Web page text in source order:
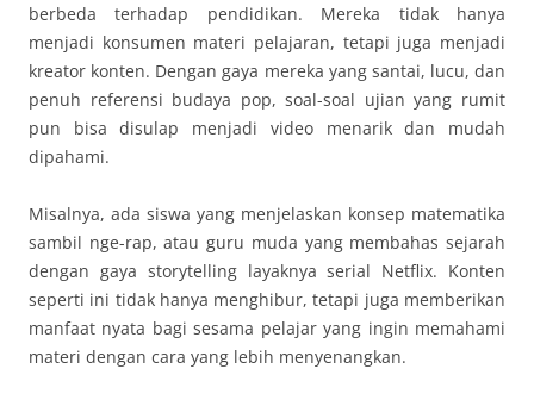
berbeda terhadap pendidikan. Mereka tidak hanya
menjadi konsumen materi pelajaran, tetapi juga menjadi
kreator konten. Dengan gaya mereka yang santai, lucu, dan
penuh referensi budaya pop, soal-soal ujian yang rumit
pun bisa disulap menjadi video menarik dan mudah
dipahami.
Misalnya, ada siswa yang menjelaskan konsep matematika
sambil nge-rap, atau guru muda yang membahas sejarah
dengan gaya storytelling layaknya serial Netflix. Konten
seperti ini tidak hanya menghibur, tetapi juga memberikan
manfaat nyata bagi sesama pelajar yang ingin memahami
materi dengan cara yang lebih menyenangkan.